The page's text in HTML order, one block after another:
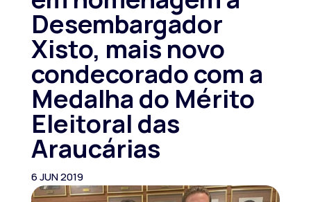
Desembargador
Xisto, mais novo
condecorado com a
Medalha do Mérito
Eleitoral das
Araucárias
6 JUN 2019